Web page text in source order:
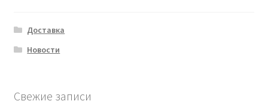
Доставка
Новости
Свежие записи